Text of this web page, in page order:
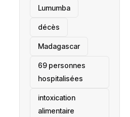
Lumumba
décès
‎Madagascar
69 personnes
hospitalisées
intoxication
alimentaire